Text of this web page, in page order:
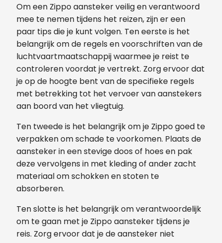
Om een Zippo aansteker veilig en verantwoord
mee te nemen tijdens het reizen, zijn er een
paar tips die je kunt volgen. Ten eerste is het
belangrijk om de regels en voorschriften van de
luchtvaartmaatschappij waarmee je reist te
controleren voordat je vertrekt. Zorg ervoor dat
je op de hoogte bent van de specifieke regels
met betrekking tot het vervoer van aanstekers
aan boord van het vliegtuig.
Ten tweede is het belangrijk om je Zippo goed te
verpakken om schade te voorkomen. Plaats de
aansteker in een stevige doos of hoes en pak
deze vervolgens in met kleding of ander zacht
materiaal om schokken en stoten te
absorberen.
Ten slotte is het belangrijk om verantwoordelijk
om te gaan met je Zippo aansteker tijdens je
reis. Zorg ervoor dat je de aansteker niet